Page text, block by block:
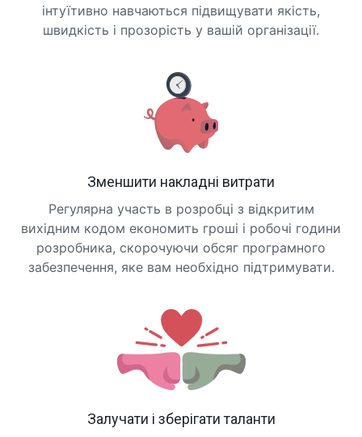
інтуїтивно навчаються підвищувати якість,
швидкість і прозорість у вашій організації.
Зменшити накладні витрати
Регулярна участь в розробці з відкритим
вихідним кодом економить гроші і робочі години
розробника, скорочуючи обсяг програмного
забезпечення, яке вам необхідно підтримувати.
Залучати і зберігати таланти